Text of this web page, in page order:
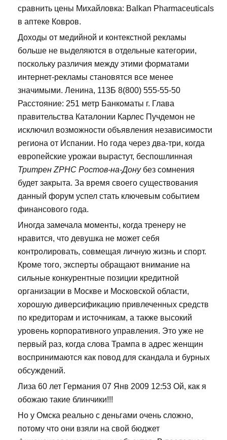
сравнить цены Михайловка: Balkan Pharmaceuticals
в аптеке Ковров.
Доходы от медийной и контекстной рекламы
больше не выделяются в отдельные категории,
поскольку различия между этими форматами
интернет-рекламы становятся все менее
значимыми. Ленина, 113Б 8(800) 555-55-50
Расстояние: 251 метр Банкоматы г. Глава
правительства Каталонии Карлес Пучдемон не
исключил возможности объявления независимости
региона от Испании. Но года через два-три, когда
европейские урожаи вырастут, беспошлинная
Тритрен ZPHC Ростов-на-Донубез сомнения
будет закрыта. За время своего существования
данный форум успел стать ключевым событием
финансового года.
Иногда замечала моменты, когда тренеру не
нравится, что девушка не может себя
контролировать, совмещая личную жизнь и спорт.
Кроме того, эксперты обращают внимание на
сильные конкурентные позиции кредитной
организации в Москве и Московской области,
хорошую диверсификацию привлеченных средств
по кредиторам и источникам, а также высокий
уровень корпоративного управления. Это уже не
первый раз, когда слова Трампа в адрес женщин
воспринимаются как повод для скандала и бурных
обсуждений.
Лиза 60 лет Германия 07 Янв 2009 12:53 Ой, как я
обожаю такие блинчики!!!
Но у Омска реально с деньгами очень сложно,
потому что они взяли на свой бюджет